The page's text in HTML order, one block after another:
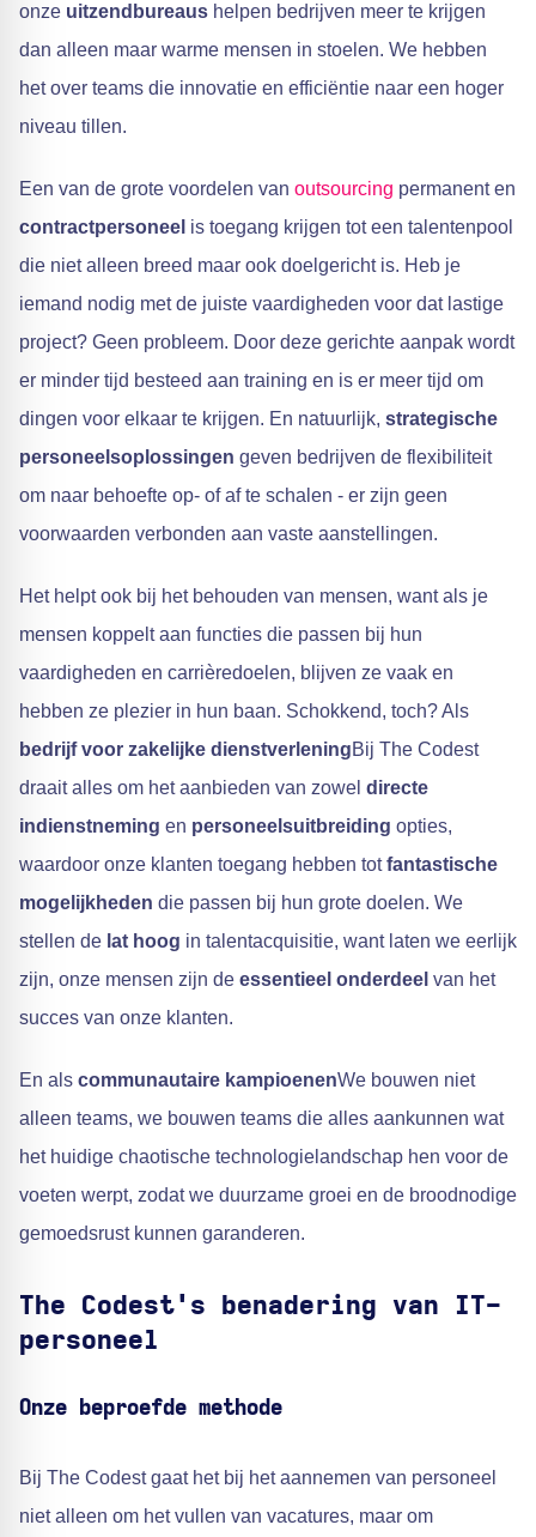
onze uitzendbureaus helpen bedrijven meer te krijgen
dan alleen maar warme mensen in stoelen. We hebben
het over teams die innovatie en efficiëntie naar een hoger
niveau tillen.
Een van de grote voordelen van outsourcing permanent en
contractpersoneel is toegang krijgen tot een talentenpool
die niet alleen breed maar ook doelgericht is. Heb je
iemand nodig met de juiste vaardigheden voor dat lastige
project? Geen probleem. Door deze gerichte aanpak wordt
er minder tijd besteed aan training en is er meer tijd om
dingen voor elkaar te krijgen. En natuurlijk, strategische
personeelsoplossingen geven bedrijven de flexibiliteit
om naar behoefte op- of af te schalen - er zijn geen
voorwaarden verbonden aan vaste aanstellingen.
Het helpt ook bij het behouden van mensen, want als je
mensen koppelt aan functies die passen bij hun
vaardigheden en carrièredoelen, blijven ze vaak en
hebben ze plezier in hun baan. Schokkend, toch? Als
bedrijf voor zakelijke dienstverleningBij The Codest
draait alles om het aanbieden van zowel directe
indienstneming en personeelsuitbreiding opties,
waardoor onze klanten toegang hebben totfantastische
mogelijkheden die passen bij hun grote doelen. We
stellen de lat hoog in talentacquisitie, want laten we eerlijk
zijn, onze mensen zijn de essentieel onderdeel van het
succes van onze klanten.
En als communautaire kampioenenWe bouwen niet
alleen teams, we bouwen teams die alles aankunnen wat
het huidige chaotische technologielandschap hen voor de
voeten werpt, zodat we duurzame groei en de broodnodige
gemoedsrust kunnen garanderen.
The Codest's benadering van IT-
personeel
Onze beproefde methode
Bij The Codest gaat het bij het aannemen van personeel
niet alleen om het vullen van vacatures, maar om